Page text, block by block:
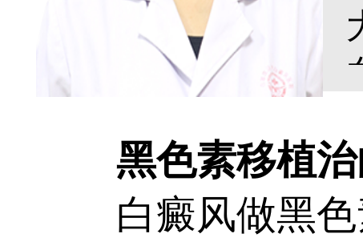
黑色素移植治
白癜风做黑色